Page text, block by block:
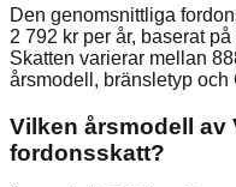
Den genomsnittliga
2 792 kr per år, baserat
Skatten varierar mellan
årsmodell, bränsletyp och
Vilken årsmodell av
fordonsskatt?